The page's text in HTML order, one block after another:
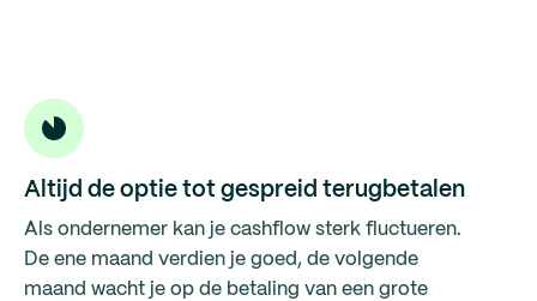
Altijd de optie tot gespreid terugbetalen
Als ondernemer kan je cashflow sterk fluctueren.
De ene maand verdien je goed, de volgende
maand wacht je op de betaling van een grote